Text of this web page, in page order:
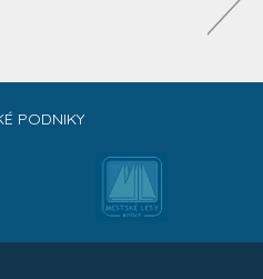
PODNIKY